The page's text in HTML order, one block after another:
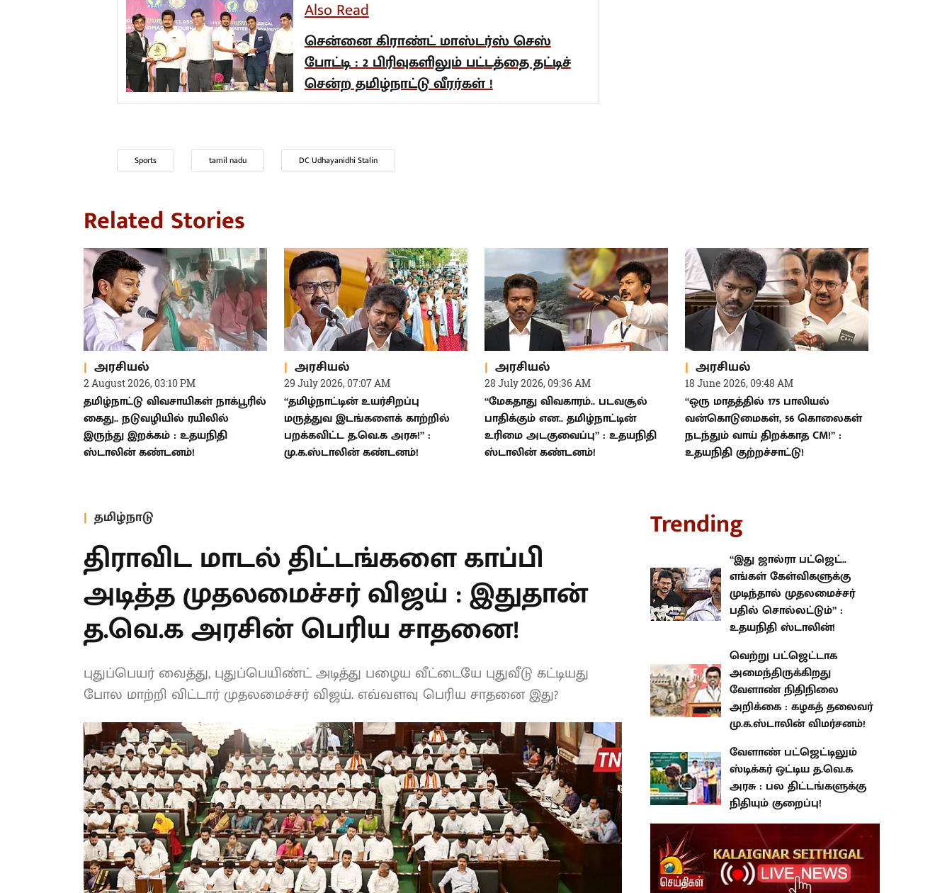
Also Read
சென்னை கிராண்ட் மாஸ்டர்ஸ் செஸ்
போட்டி : 2 பிரிவுகளிலும் பட்டத்தை தட்டிச்
சென்ற தமிழ்நாட்டு வீரர்கள் !
Sports tamil nadu DC Udhayanidhi Stalin
Related Stories
அரசியல்
2 August 2026, 03:10 PM
தமிழ்நாட்டு விவசாயிகள் நாக்பூரில்
கைது.. நடுவழியில் ரயிலில்
இருந்து இறக்கம் : உதயநிதி
ஸ்டாலின் கண்டனம்!
அரசியல்
29 July 2026, 07:07 AM
“தமிழ்நாட்டின் உயர்சிறப்பு
மருத்துவ இடங்களைக் காற்றில்
பறக்கவிட்ட த.வெ.க அரசு!” :
மு.க.ஸ்டாலின் கண்டனம்!
அரசியல்
28 July 2026, 09:36 AM
“மேகதாது விவகாரம்.. படவசூல்
பாதிக்கும் என.. தமிழ்நாட்டின்
உரிமை அடகுவைப்பு” : உதயநிதி
ஸ்டாலின் கண்டனம்!
அரசியல்
18 June 2026, 09:48 AM
“ஒரு மாதத்தில் 175 பாலியல்
வன்கொடுமைகள், 56 கொலைகள்
நடந்தும் வாய் திறக்காத CM!” :
உதயநிதி குற்றச்சாட்டு!
தமிழ்நாடு
திராவிட மாடல் திட்டங்களை காப்பி
அடித்த முதலமைச்சர் விஜய் : இதுதான்
த.வெ.க அரசின் பெரிய சாதனை!
புதுப்பெயர் வைத்து, புதுப்பெயிண்ட் அடித்து பழைய வீட்டையே புதுவீடு
கட்டியது போல மாற்றி விட்டார் முதலமைச்சர் விஜய். எவ்வளவு பெரிய சாதனை
இது?
Trending
“இது ஜால்ரா பட்ஜெட்.. எங்கள்
கேள்விகளுக்கு முடிந்தால்
முதலமைச்சர் பதில் சொல்லட்டும்”
: உதயநிதி ஸ்டாலின்!
வெற்று பட்ஜெட்டாக
அமைந்திருக்கிறது வேளாண்
நிதிநிலை அறிக்கை : கழகத்
தலைவர் மு.க.ஸ்டாலின்
விமர்சனம்!
வேளாண் பட்ஜெட்டிலும் ஸ்டிக்கர்
ஒட்டிய த.வெ.க அரசு : பல
திட்டங்களுக்கு நிதியும் குறைப்பு!